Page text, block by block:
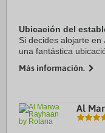
Ubicación del
Si decides alojarte
una fantástica
en coche de Centro Al
Más información.
Al